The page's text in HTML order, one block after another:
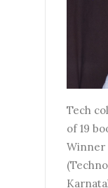
Tech
of 19
Winner